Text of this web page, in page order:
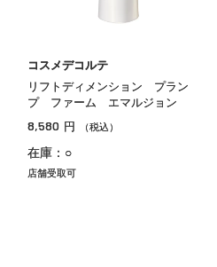
コスメデコルテ
リフトディメンション プラン
プ ファーム エマルジョン
8,580 円 （税込）
在庫：○
店舗受取可